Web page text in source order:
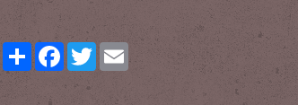
PartagerFacebookTwitter Email